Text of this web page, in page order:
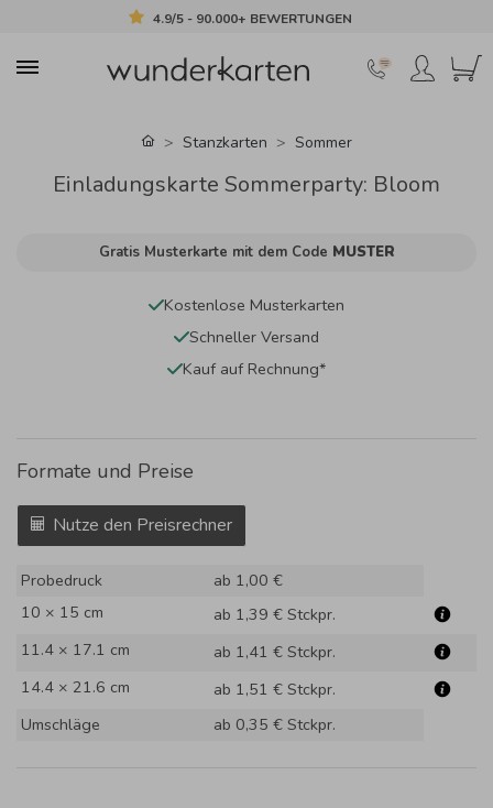
4.9/5 - 90.000+ BEWERTUNGEN
Stanzkarten Sommer
Einladungskarte Sommerparty: Bloom
Gratis Musterkarte mit dem Code MUSTER
Kostenlose Musterkarten
Schneller Versand
Kauf auf Rechnung*
Formate und Preise
Nutze den Preisrechner
Probedruck
ab 1,00 €
10 × 15 cm
ab 1,39 € Stckpr.
11.4 × 17.1 cm
ab 1,41 € Stckpr.
14.4 × 21.6 cm
ab 1,51 € Stckpr.
Umschläge
ab 0,35 € Stckpr.